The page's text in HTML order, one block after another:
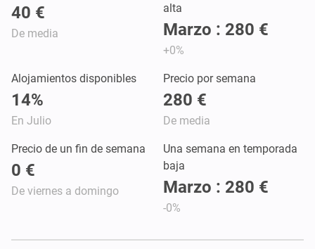
40 €
De media
alta
Marzo : 280 €
+0%
Alojamientos disponibles
14%
En Julio
Precio por semana
280 €
De media
Precio de un fin de semana
0 €
De viernes a domingo
Una semana en temporada
baja
Marzo : 280 €
-0%